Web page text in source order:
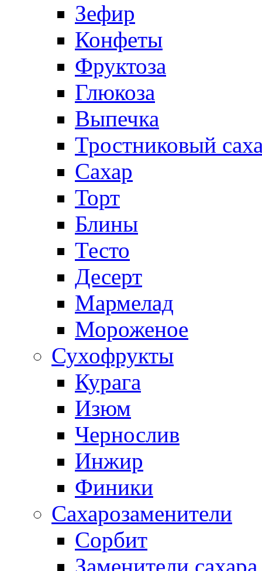
Зефир
Конфеты
Фруктоза
Глюкоза
Выпечка
Тростниковый
Сахар
Торт
Блины
Тесто
Десерт
Мармелад
Мороженое
Сухофрукты
Курага
Изюм
Чернослив
Инжир
Финики
Сахарозаменители
Сорбит